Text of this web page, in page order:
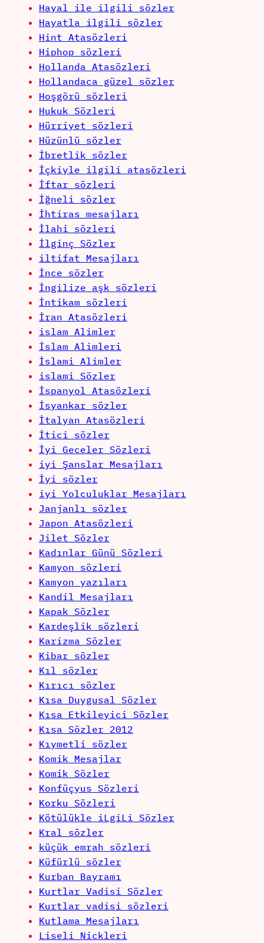
Hayal ile ilgili sözler
Hayatla ilgili sözler
Hint Atasözleri
Hiphop sözleri
Hollanda Atasözleri
Hollandaca güzel sözler
Hoşgörü sözleri
Hukuk Sözleri
Hürriyet sözleri
Hüzünlü sözler
İbretlik sözler
İçkiyle ilgili atasözleri
İftar sözleri
İğneli sözler
İhtiras mesajları
İlahi sözleri
İlginç Sözler
iltifat Mesajları
İnce sözler
İngilize aşk sözleri
İntikam sözleri
İran Atasözleri
islam Alimler
İslam Alimleri
İslami Alimler
islami Sözler
İspanyol Atasözleri
İsyankar sözler
İtalyan Atasözleri
İtici sözler
İyi Geceler Sözleri
iyi Şanslar Mesajları
İyi sözler
iyi Yolculuklar Mesajları
Janjanlı sözler
Japon Atasözleri
Jilet Sözler
Kadınlar Günü Sözleri
Kamyon sözleri
Kamyon yazıları
Kandil Mesajları
Kapak Sözler
Kardeşlik sözleri
Karizma Sözler
Kibar sözler
Kıl sözler
Kırıcı sözler
Kısa Duygusal Sözler
Kısa Etkileyici Sözler
Kısa Sözler 2012
Kıymetli sözler
Komik Mesajlar
Komik Sözler
Konfüçyus Sözleri
Korku Sözleri
Kötülükle iLgiLi Sözler
Kral sözler
küçük emrah sözleri
Küfürlü sözler
Kurban Bayramı
Kurtlar Vadisi Sözler
Kurtlar vadisi sözleri
Kutlama Mesajları
Liseli Nickleri